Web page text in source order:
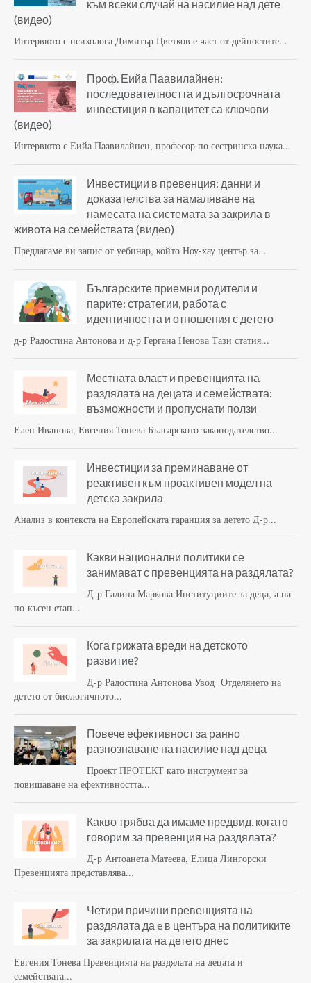
към всеки случай на насилие над дете
(видео)
Интервюто с психолога Димитър Цветков е част от дейностите...
Проф. Еийа Паавилайнен:
последователността и дългосрочната
инвестиция в капацитет са ключови
(видео)
Интервюто с Еийа Паавилайнен, професор по сестринска наука...
Инвестиции в превенция: данни и
доказателства за намаляване на
намесата на системата за закрила в
живота на семействата (видео)
Предлагаме ви запис от уебинар, който Ноу-хау център за...
Българските приемни родители и
парите: стратегии, работа с
идентичността и отношения с детето
д-р Радостина Антонова и д-р Гергана Ненова Тази статия...
Местната власт и превенцията на
раздялата на децата и семействата:
възможности и пропуснати ползи
Елен Иванова, Евгения Тонева Българското законодателство...
Инвестиции за преминаване от
реактивен към проактивен модел на
детска закрила
Анализ в контекста на Европейската гаранция за детето Д-р...
Какви национални политики се
занимават с превенцията на раздялата?
Д-р Галина Маркова Институциите за деца, а на
по-късен етап...
Кога грижата вреди на детското
развитие?
Д-р Радостина Антонова Увод Отделянето на
детето от биологичното...
Повече ефективност за ранно
разпознаване на насилие над деца
Проект ПРОТЕКТ като инструмент за
повишаване на ефективността...
Какво трябва да имаме предвид, когато
говорим за превенция на раздялата?
Д-р Антоанета Матеева, Елица Лингорски
Превенцията представлява...
Четири причини превенцията на
раздялата да e в центъра на политиките
за закрилата на детето днес
Евгения Тонева Превенцията на раздялата на децата и
семействата...